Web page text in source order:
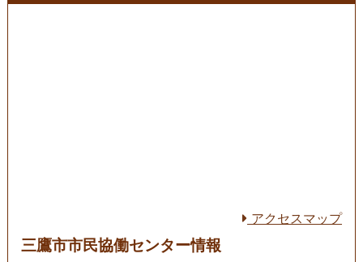
アクセスマップ
三鷹市市民協働センター情報